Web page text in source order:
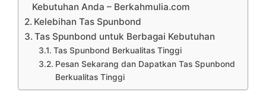
Kebutuhan Anda – Berkahmulia.com
Kelebihan Tas Spunbond
Tas Spunbond untuk Berbagai Kebutuhan
Tas Spunbond Berkualitas Tinggi
Pesan Sekarang dan Dapatkan Tas Spunbond
Berkualitas Tinggi